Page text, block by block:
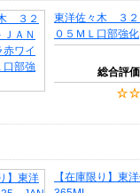
東洋佐々木 ３２
０５ＭＬ口部強化
総合評価
【在庫限り】